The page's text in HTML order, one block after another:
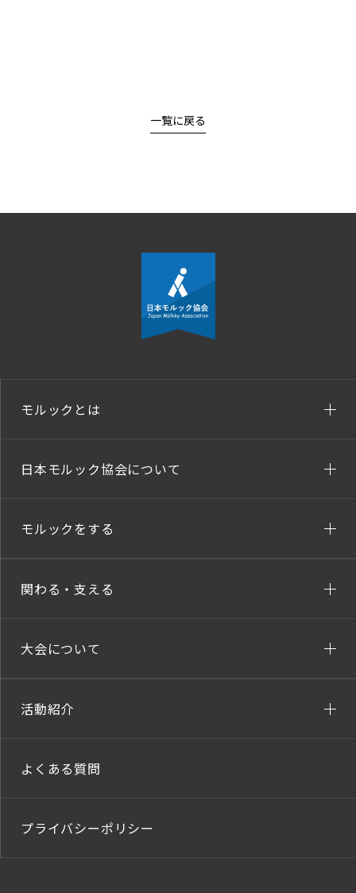
一覧に戻る
モルックとは
日本モルック協会について
モルックをする
関わる・支える
大会について
活動紹介
よくある質問
プライバシーポリシー